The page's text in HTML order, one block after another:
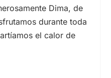
Dima, de
durante toda
el calor de